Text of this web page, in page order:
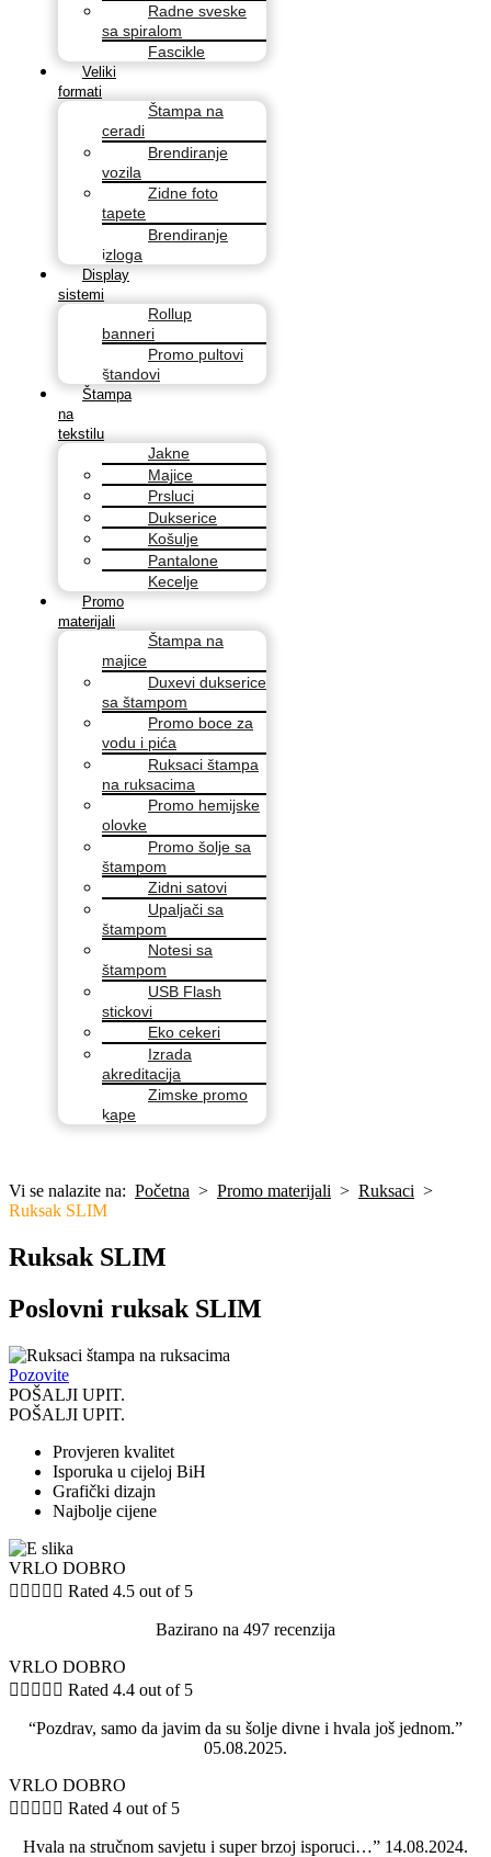
Radne sveske
sa spiralom
Fascikle
Veliki
formati
Štampa na
ceradi
Brendiranje
vozila
Zidne foto
tapete
Brendiranje
izloga
Display
sistemi
Rollup
banneri
Promo pultovi
štandovi
Štampa
na
tekstilu
Jakne
Majice
Prsluci
Dukserice
Košulje
Pantalone
Kecelje
Promo
materijali
Štampa na
majice
Duxevi dukserice
sa štampom
Promo boce za
vodu i pića
Ruksaci štampa
na ruksacima
Promo hemijske
olovke
Promo šolje sa
štampom
Zidni satovi
Upaljači sa
štampom
Notesi sa
štampom
USB Flash
stickovi
Eko cekeri
Izrada
akreditacija
Zimske promo
kape
Vi se nalazite na: Početna > Promo materijali > Ruksaci >
Ruksak SLIM
Ruksak SLIM
Poslovni ruksak SLIM
Pozovite
POŠALJI UPIT.
POŠALJI UPIT.
Provjeren kvalitet
Isporuka u cijeloj BiH
Grafički dizajn
Najbolje cijene
VRLO DOBRO
     Rated 4.5 out of 5
Bazirano na 497 recenzija
VRLO DOBRO
     Rated 4.4 out of 5
“Pozdrav, samo da javim da su šolje divne i hvala još jednom.”
05.08.2025.
VRLO DOBRO
     Rated 4 out of 5
Hvala na stručnom savjetu i super brzoj isporuci…” 14.08.2024.